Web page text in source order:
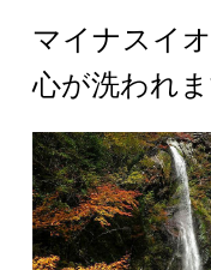
マイナスイ
心が洗われ